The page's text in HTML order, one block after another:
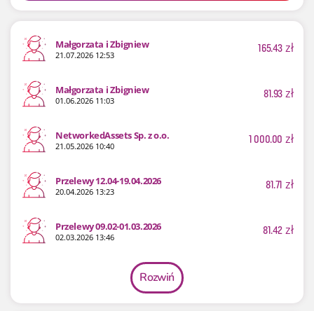
Małgorzata i Zbigniew
21.07.2026 12:53 165.43zł
Małgorzata i Zbigniew
01.06.2026 11:03 81.93zł
NetworkedAssets Sp. z o.o.
21.05.2026 10:40 1 000.00 zł
Przelewy 12.04-19.04.2026
20.04.2026 13:23 81.71 zł
Przelewy 09.02-01.03.2026
02.03.2026 13:46 81.42zł
Rozwiń